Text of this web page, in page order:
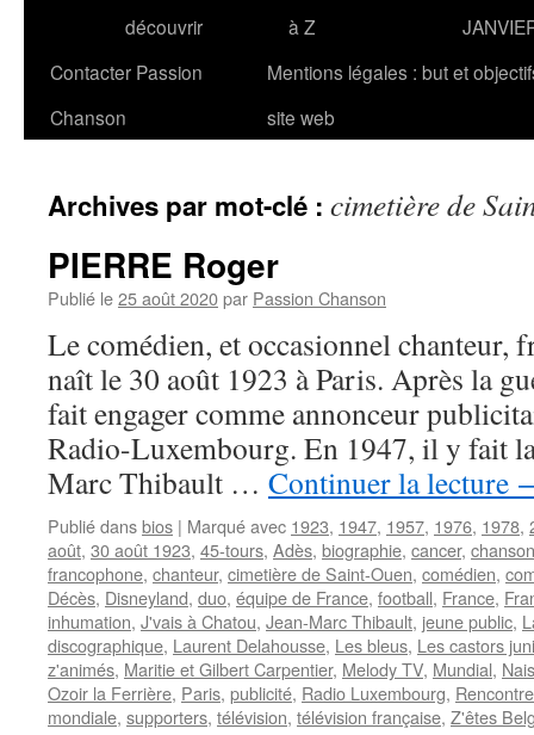
découvrir
à Z
Contacter Passion
Chanson
Mentions légales : but et
site web
Archives par mot-clé : cimetière de
PIERRE Roger
Publié le25 août 2020par Passion Chanson
Le comédien, et occasionnel chanteur,
naît le 30 août 1923 à Paris. Après la
fait engager comme annonceur
Radio-Luxembourg. En 1947, il y fait
Marc Thibault … Continuer la lecture
Publié dansbios | Marqué avec 1923, 1947, 1957, 1976, 1978,
août, 30 août 1923, 45-tours, Adès, biographie, cancer, chanson
francophone, chanteur, cimetière de Saint-Ouen, comédien,
Décès, Disneyland, duo, équipe de France, football, France,
inhumation, J'vais à Chatou, Jean-Marc Thibault, jeune public,
discographique, Laurent Delahousse, Les bleus, Les castors
z'animés, Maritie et Gilbert Carpentier, Melody TV, Mundial,
Ozoir la Ferrière, Paris, publicité, Radio Luxembourg, Rencontre
mondiale, supporters, télévision, télévision française, Z'êtes